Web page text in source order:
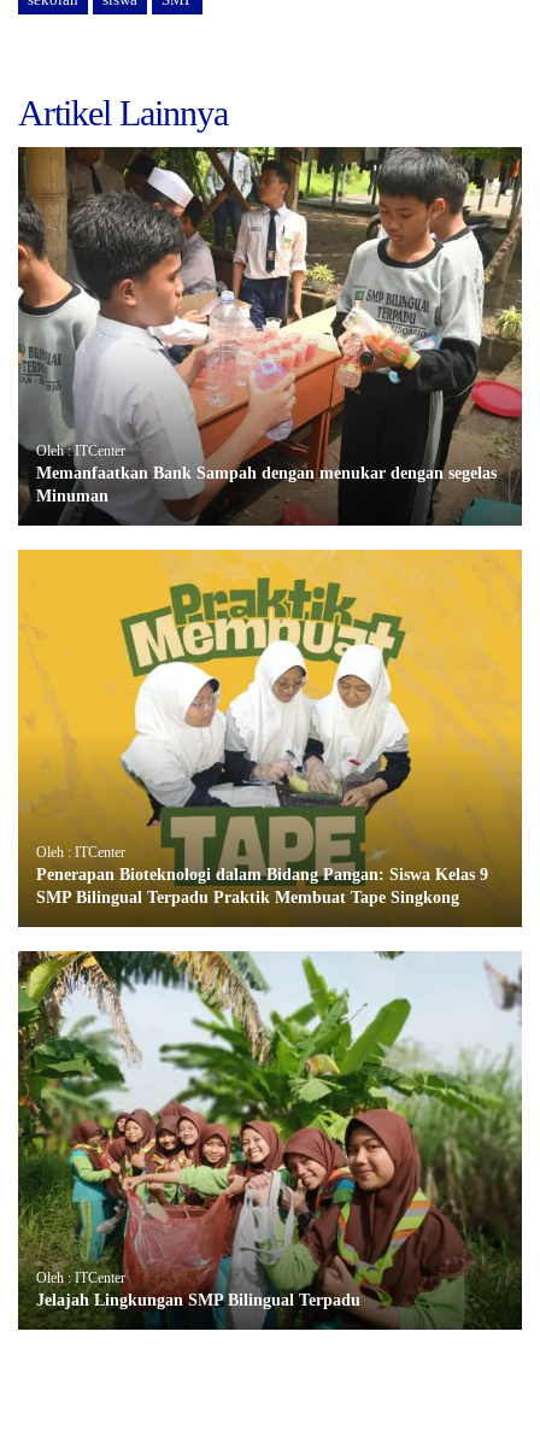
Artikel Lainnya
Oleh : ITCenter
Memanfaatkan Bank Sampah dengan menukar dengan segelas
Minuman
Oleh : ITCenter
Penerapan Bioteknologi dalam Bidang Pangan: Siswa Kelas 9
SMP Bilingual Terpadu Praktik Membuat Tape Singkong
Oleh : ITCenter
Jelajah Lingkungan SMP Bilingual Terpadu